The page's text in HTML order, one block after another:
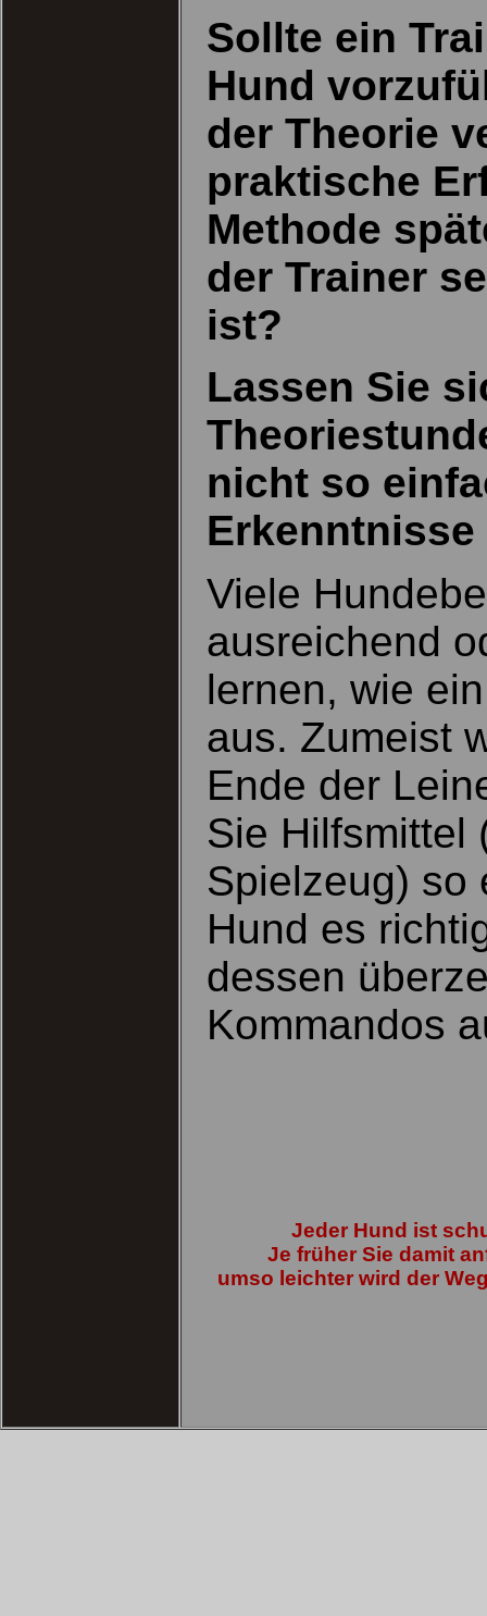
Sollte ein
Hund
der Theorie
praktische
Methode
der Trainer
ist?
Lassen Sie
nicht so
Viele
ausreichend
lernen, wie
aus. Zumeist
Ende der
Sie Hilfsmittel
Spielzeug) so
Hund es
dessen
Kommandos
Jeder Hund ist
Je früher Sie damit
umso leichter wird der